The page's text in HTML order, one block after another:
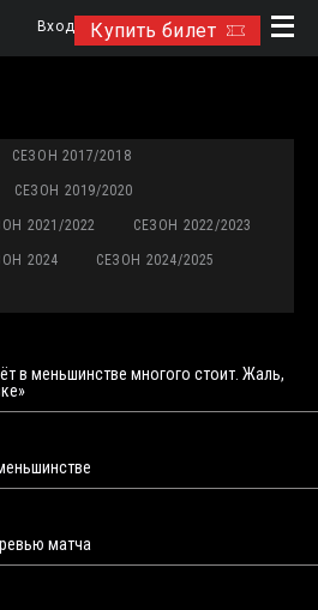
Купить билет
Вход
СЕЗОН 2017/2018
СЕЗОН 2019/2020
2021/2022 СЕЗОН 2022/2023
2024 СЕЗОН 2024/2025
в меньшинстве многого стоит. Жаль,
матча